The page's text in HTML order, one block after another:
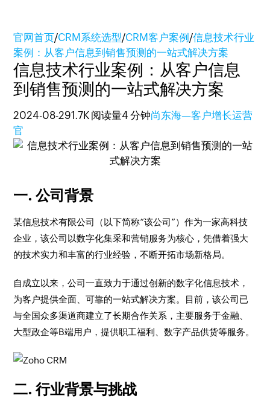
官网首页/CRM系统选型/CRM客户案例/信息技术行业
案例：从客户信息到销售预测的一站式解决方案
信息技术行业案例：从客户信息
到销售预测的一站式解决方案
2024-08-291.7K 阅读量4 分钟尚东海—客户增长运营
官
一. 公司背景
某信息技术有限公司（以下简称“该公司”）作为一家高科技
企业，该公司以数字化集采和营销服务为核心，凭借着强大
的技术实力和丰富的行业经验，不断开拓市场新格局。
自成立以来，公司一直致力于通过创新的数字化信息技术，
为客户提供全面、可靠的一站式解决方案。目前，该公司已
与全国众多渠道商建立了长期合作关系，主要服务于金融、
大型政企等B端用户，提供职工福利、数字产品供货等服务。
二. 行业背景与挑战